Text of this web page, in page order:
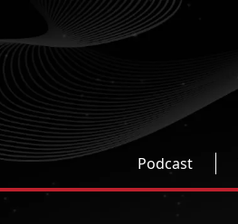
Podcast